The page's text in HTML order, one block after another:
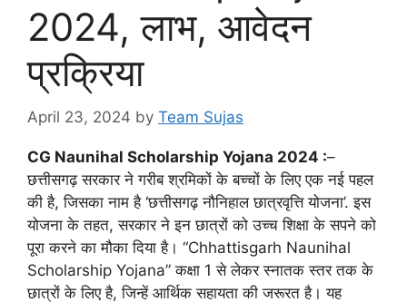
2024, लाभ, आवेदन
प्रक्रिया
April 23, 2024 by Team Sujas
CG Naunihal Scholarship Yojana 2024 :–
छत्तीसगढ़ सरकार ने गरीब श्रमिकों के बच्चों के लिए एक नई पहल
की है, जिसका नाम है ‘छत्तीसगढ़ नौनिहाल छात्रवृत्ति योजना’. इस
योजना के तहत, सरकार ने इन छात्रों को उच्च शिक्षा के सपने को
पूरा करने का मौका दिया है। “Chhattisgarh Naunihal
Scholarship Yojana” कक्षा 1 से लेकर स्नातक स्तर तक के
छात्रों के लिए है, जिन्हें आर्थिक सहायता की जरूरत है। यह